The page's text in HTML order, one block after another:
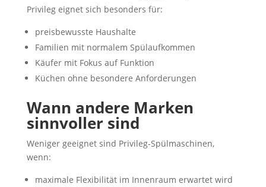
Privileg eignet sich besonders für:
preisbewusste Haushalte
Familien mit normalem Spülaufkommen
Käufer mit Fokus auf Funktion
Küchen ohne besondere Anforderungen
Wann andere Marken
sinnvoller sind
Weniger geeignet sind Privileg-Spülmaschinen,
wenn:
maximale Flexibilität im Innenraum erwartet wird